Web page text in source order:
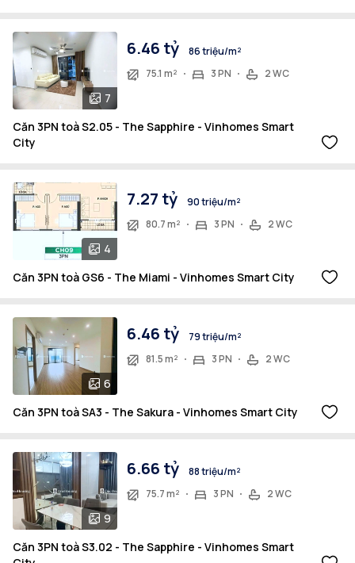
7
6.46 tỷ
86 triệu/m²
75.1 m²
3 PN 2 WC
Căn 3PN toà S2.05 - The Sapphire - Vinhomes Smart
City
4
7.27 tỷ
90 triệu/m²
80.7 m²
3 PN 2 WC
Căn 3PN toà GS6 - The Miami - Vinhomes Smart City
6
6.46 tỷ
79 triệu/m²
81.5 m²
3 PN 2 WC
Căn 3PN toà SA3 - The Sakura - Vinhomes Smart City
9
6.66 tỷ
88 triệu/m²
75.7 m²
3 PN 2 WC
Căn 3PN toà S3.02 - The Sapphire - Vinhomes Smart